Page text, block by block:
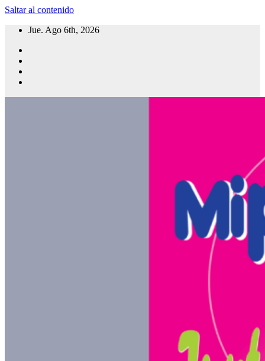
Saltar al contenido
Jue. Ago 6th, 2026